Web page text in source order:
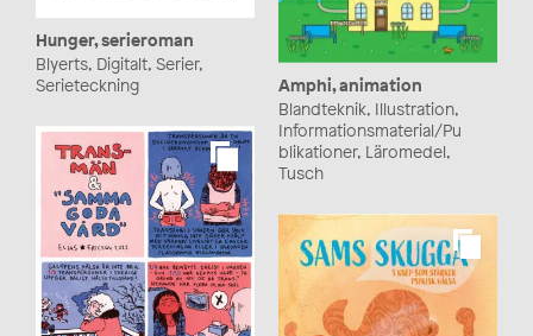
Hunger, serieroman
Blyerts, Digitalt, Serier,
Serieteckning
Amphi, animation
Blandteknik, Illustration,
Informationsmaterial/Pu
blikationer, Läromedel,
Tusch